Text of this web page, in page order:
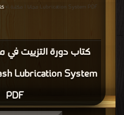
كتاب دورة التزييت في
Lubrication System
PDF
Lubrication System PDF مجانا | مكتبة >